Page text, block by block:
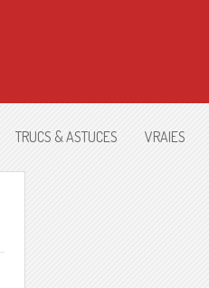
TRUCS & ASTUCES VRAIES